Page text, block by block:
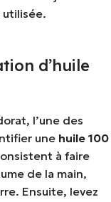
utilisée.
d’huile
l’une des
une huile 100
à faire
de la main,
Ensuite, levez